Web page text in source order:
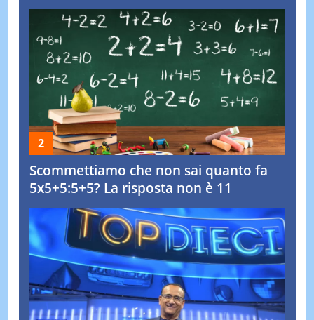
Scommettiamo che non sai quanto fa
5x5+5:5+5? La risposta non è 11